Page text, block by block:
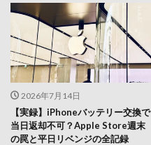
2026年7月14日
【実録】iPhoneバッテリー交換で
当日返却不可？Apple Store週末
の罠と平日リベンジの全記録